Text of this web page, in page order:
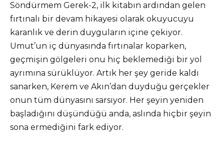
Söndürmem Gerek-2, ilk kitabın ardından gelen
fırtınalı bir devam hikayesi olarak okuyucuyu
karanlık ve derin duyguların içine çekiyor.
Umut’un iç dünyasında fırtınalar koparken,
geçmişin gölgeleri onu hiç beklemediği bir yol
ayrımına sürüklüyor. Artık her şey geride kaldı
sanarken, Kerem ve Akın’dan duyduğu gerçekler
onun tüm dünyasını sarsıyor. Her şeyin yeniden
başladığını düşündüğü anda, aslında hiçbir şeyin
sona ermediğini fark ediyor.